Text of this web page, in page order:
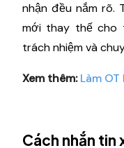
nhận đều nắm rõ.
mới thay thế cho
trách nhiệm và
Xem thêm: Làm OT
Cách nhắn tin